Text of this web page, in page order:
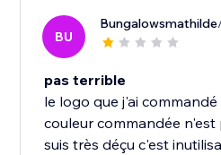
BU
Bungalowsmathilde
pas terrible
le logo que j'ai
couleur commandée
suis très déçu c'est